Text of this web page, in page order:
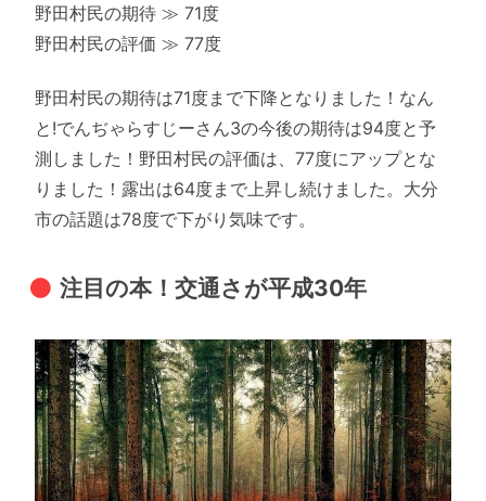
野田村民の期待 ≫ 71度
野田村民の評価 ≫ 77度
野田村民の期待は71度まで下降となりました！なん
と!でんぢゃらすじーさん3の今後の期待は94度と予
測しました！野田村民の評価は、77度にアップとな
りました！露出は64度まで上昇し続けました。大分
市の話題は78度で下がり気味です。
注目の本！交通さが平成30年